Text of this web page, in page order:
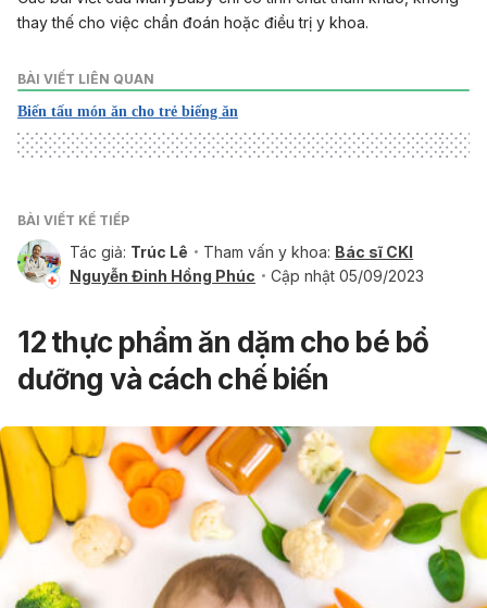
thay thế cho việc chẩn đoán hoặc điều trị y khoa.
BÀI VIẾT LIÊN QUAN
Biến tấu món ăn cho trẻ biếng ăn
BÀI VIẾT KẾ TIẾP
Tác giả: Trúc Lê Tham vấn y khoa: Bác sĩ CKI
Nguyễn Đinh Hồng Phúc
Cập nhật 05/09/2023
12 thực phẩm ăn dặm cho bé bổ
dưỡng và cách chế biến